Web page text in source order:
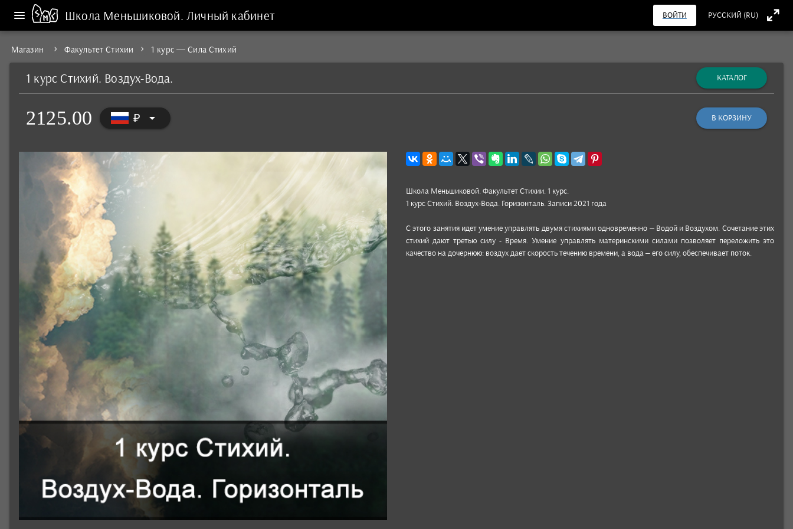
Школа Меньшиковой. Личный кабинет ВОЙТИ РУССКИЙ (RU)
Магазин Факультет Стихии 1 курс — Сила Стихий
1 курс Стихий. Воздух-Вода. КАТАЛОГ
2125.00 ₽ arrow_drop_down В КОРЗИНУ
Школа Мень­шико­вой. Факуль­тет Стихии. 1 курс.
1 курс Стихий. Воздух-Вода. Гори­зон­таль. Записи 2021 года
С этого заня­тия идет уме­ние управ­лять двумя стихи­ями однов­ременно – Водой и Возду­хом. Соче­тание этих
сти­хий дают третью силу - Время. Умение управ­лять мате­рин­скими силами поз­воляет пере­ложить это
качес­тво на дочер­нюю: воз­дух дает ско­рость тече­нию вре­мени, а вода – его силу, обес­печи­вает поток.